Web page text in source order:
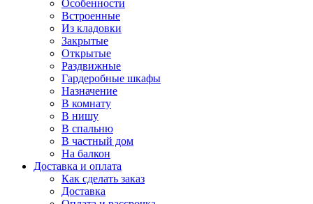
Особенности
Встроенные
Из кладовки
Закрытые
Открытые
Раздвижные
Гардеробные шкафы
Назначение
В комнату
В нишу
В спальню
В частный дом
На балкон
Доставка и оплата
Как сделать заказ
Доставка